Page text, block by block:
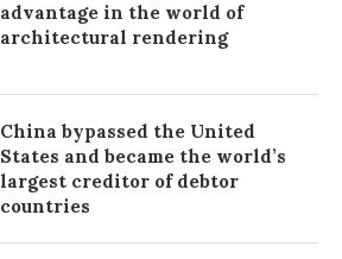
advantage in the world of
architectural rendering
China bypassed the United
States and became the world’s
largest creditor of debtor
countries